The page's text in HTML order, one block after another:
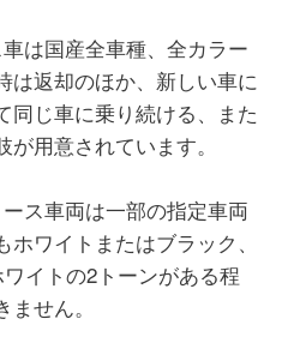
は国産全車種、全カラー
は返却のほか、新しい車に
同じ車に乗り続ける、また
用意されています。
ス車両は一部の指定車両
ワイトまたはブラック、
イトの2トーンがある程
せん。